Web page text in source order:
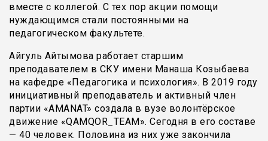
вместе с коллегой. С тех пор акции помощи
нуждающимся стали постоянными на
педагогическом факультете.
Айгуль Айтымова работает старшим
преподавателем в СКУ имени Манаша Козыбаева
на кафедре «Педагогика и психология». В 2019 году
инициативный преподаватель и активный член
партии «AMANAT» создала в вузе волонтёрское
движение «QAMQOR_TEAM». Сегодня в его составе
— 40 человек. Половина из них уже закончила